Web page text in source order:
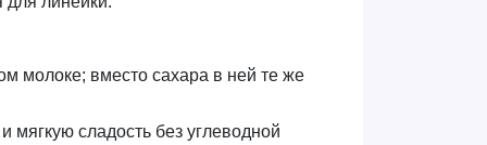
молоке; вместо сахара в ней те же
мягкую сладость без углеводной